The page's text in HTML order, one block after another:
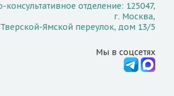
консультативное отделение: 125047,
г. Москва,
Ямской переулок, дом 13/5
Мы в соцсетях